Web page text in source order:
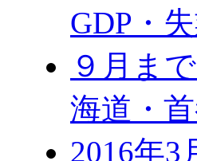
GDP・
９月ま
海道・
2016年